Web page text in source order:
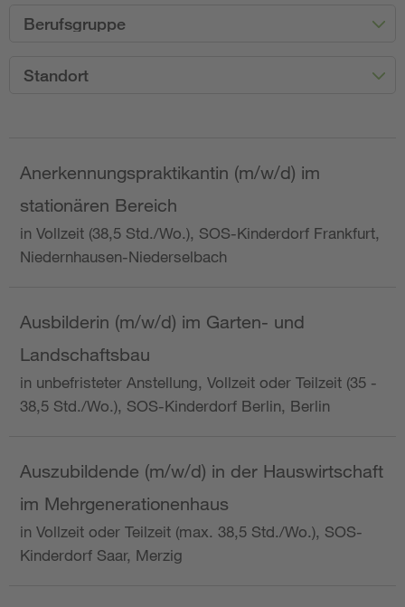
Berufsgruppe
Standort
Anerkennungspraktikantin (m/w/d) im
stationären Bereich
in Vollzeit (38,5 Std./Wo.), SOS-Kinderdorf Frankfurt,
Niedernhausen-Niederselbach
Ausbilderin (m/w/d) im Garten- und
Landschaftsbau
in unbefristeter Anstellung, Vollzeit oder Teilzeit (35 -
38,5 Std./Wo.), SOS-Kinderdorf Berlin, Berlin
Auszubildende (m/w/d) in der Hauswirtschaft
im Mehrgenerationenhaus
in Vollzeit oder Teilzeit (max. 38,5 Std./Wo.), SOS-
Kinderdorf Saar, Merzig